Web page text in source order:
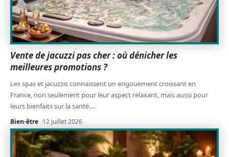
Vente de jacuzzi pas cher : où dénicher les
meilleures promotions ?
Les spas et jacuzzis connaissent un engouement croissant en
France, non seulement pour leur aspect relaxant, mais aussi pour
leurs bienfaits sur la santé.…
Bien-être 12 juillet 2026